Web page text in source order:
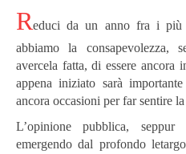
Reduci da un anno fra i più
abbiamo la
avercela fatta, di essere
appena iniziato sarà
ancora occasioni per far sentire
L’opinione pubblica, seppur
emergendo dal profondo